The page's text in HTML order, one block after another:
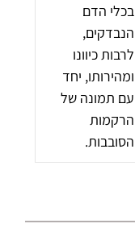
בכלי הדם
הנבדקים,
לרבות כיוונו
ומהירותו, יחד
עם תמונה של
הרקמות
הסובבות.